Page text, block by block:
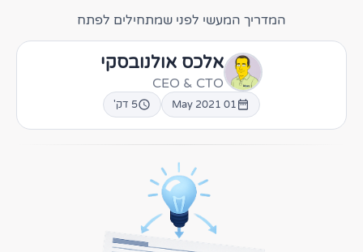
המדריך המעשי לפני שמתחילים לפתח
אלכס אולנובסקי
CEO & CTO
01 May 2021 5 דק'